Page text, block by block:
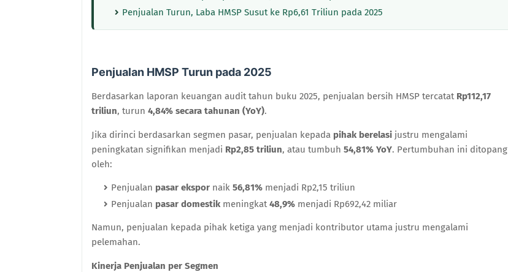
Penjualan Turun, Laba HMSP Susut ke Rp6,61 Triliun pada 2025
Penjualan HMSP Turun pada 2025
Berdasarkan laporan keuangan audit tahun buku 2025, penjualan bersih HMSP tercatat Rp112,17
triliun, turun 4,84% secara tahunan (YoY).
Jika dirinci berdasarkan segmen pasar, penjualan kepada pihak berelasi justru mengalami
peningkatan signifikan menjadi Rp2,85 triliun, atau tumbuh 54,81% YoY. Pertumbuhan ini ditopang
oleh:
Penjualan pasar ekspor naik 56,81% menjadi Rp2,15 triliun
Penjualan pasar domestik meningkat48,9% menjadi Rp692,42 miliar
Namun, penjualan kepada pihak ketiga yang menjadi kontributor utama justru mengalami
pelemahan.
Kinerja Penjualan per Segmen